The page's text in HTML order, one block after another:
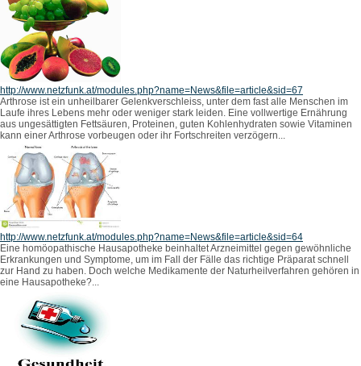
http://www.netzfunk.at/modules.php?name=News&file=article&sid=67
Arthrose ist ein unheilbarer Gelenkverschleiss, unter dem fast alle Menschen im
Laufe ihres Lebens mehr oder weniger stark leiden. Eine vollwertige Ernährung
aus ungesättigten Fettsäuren, Proteinen, guten Kohlenhydraten sowie Vitaminen
kann einer Arthrose vorbeugen oder ihr Fortschreiten verzögern...
http://www.netzfunk.at/modules.php?name=News&file=article&sid=64
Eine homöopathische Hausapotheke beinhaltet Arzneimittel gegen gewöhnliche
Erkrankungen und Symptome, um im Fall der Fälle das richtige Präparat schnell
zur Hand zu haben. Doch welche Medikamente der Naturheilverfahren gehören in
eine Hausapotheke?...